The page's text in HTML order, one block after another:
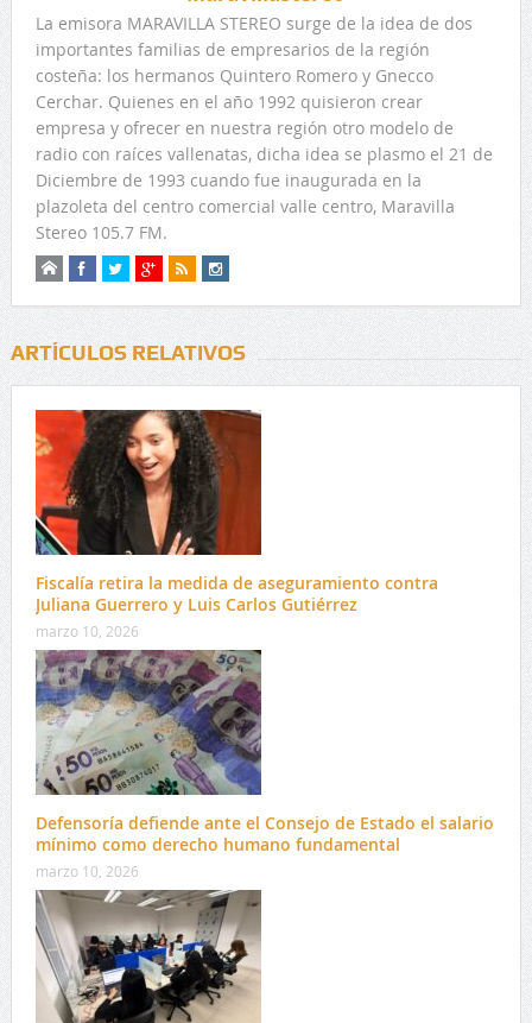
La emisora MARAVILLA STEREO surge de la idea de dos
importantes familias de empresarios de la región
costeña: los hermanos Quintero Romero y Gnecco
Cerchar. Quienes en el año 1992 quisieron crear
empresa y ofrecer en nuestra región otro modelo de
radio con raíces vallenatas, dicha idea se plasmo el 21 de
Diciembre de 1993 cuando fue inaugurada en la
plazoleta del centro comercial valle centro, Maravilla
Stereo 105.7 FM.
ARTÍCULOS RELATIVOS
Fiscalía retira la medida de aseguramiento contra
Juliana Guerrero y Luis Carlos Gutiérrez
marzo 10, 2026
Defensoría defiende ante el Consejo de Estado el salario
mínimo como derecho humano fundamental
marzo 10, 2026